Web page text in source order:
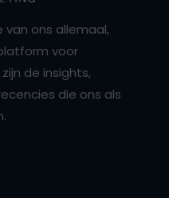
ons allemaal,
voor
de insights,
die ons als